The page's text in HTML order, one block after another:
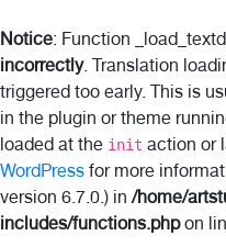
Notice: Function
incorrectly. Translation
triggered too early. This is
in the plugin or theme
loaded at the init action or
WordPress for more
version 6.7.0.) in/home/
includes/functions.phpon